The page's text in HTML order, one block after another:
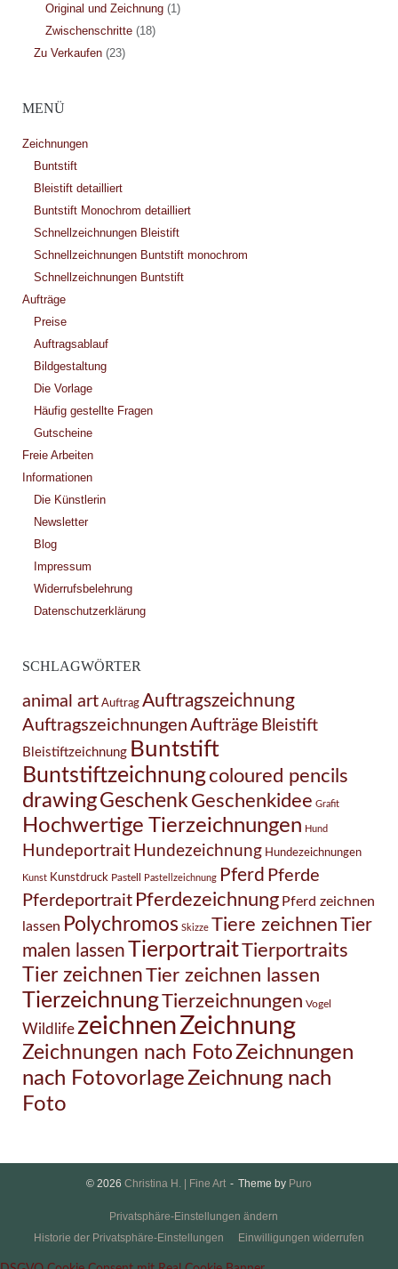
Original und Zeichnung(1)
Zwischenschritte(18)
Zu Verkaufen(23)
MENÜ
Zeichnungen
Buntstift
Bleistift detailliert
Buntstift Monochrom detailliert
Schnellzeichnungen Bleistift
Schnellzeichnungen Buntstift monochrom
Schnellzeichnungen Buntstift
Aufträge
Preise
Auftragsablauf
Bildgestaltung
Die Vorlage
Häufig gestellte Fragen
Gutscheine
Freie Arbeiten
Informationen
Die Künstlerin
Newsletter
Blog
Impressum
Widerrufsbelehrung
Datenschutzerklärung
SCHLAGWÖRTER
animal art Auftrag Auftragszeichnung
Auftragszeichnungen Aufträge Bleistift
Bleistiftzeichnung Buntstift
Buntstiftzeichnungcoloured pencils
drawingGeschenkGeschenkidee Grafit
Hochwertige Tierzeichnungen Hund
Hundeportrait Hundezeichnung Hundezeichnungen
Kunst Kunstdruck Pastell Pastellzeichnung Pferd Pferde
Pferdeportrait Pferdezeichnung Pferd zeichnen
lassen Polychromos Skizze Tiere zeichnenTier
malen lassen
TierportraitTierportraits
Tier zeichnenTier zeichnen lassen
TierzeichnungTierzeichnungen Vogel
WildlifezeichnenZeichnung
Zeichnungen nach FotoZeichnungen
nach FotovorlageZeichnung nach
Foto
© 2026 Christina H. | Fine Art Theme by Puro
Privatsphäre-Einstellungen ändern
Historie der Privatsphäre-Einstellungen
Einwilligungen widerrufen